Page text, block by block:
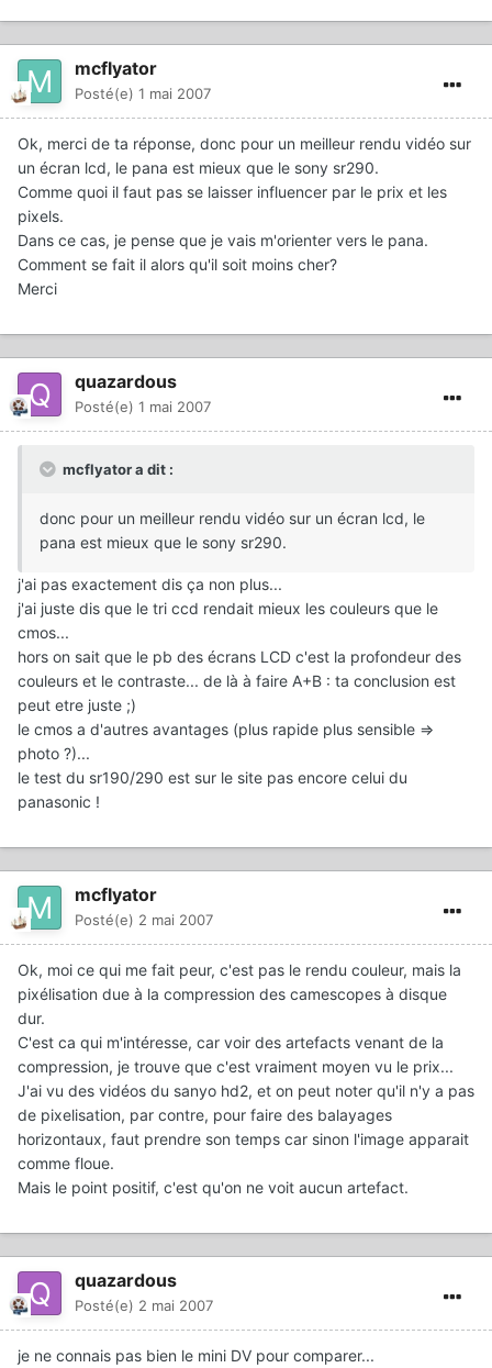
mcflyator
Posté(e) 1 mai 2007
Ok, merci de ta réponse, donc pour un meilleur rendu vidéo sur
un écran lcd, le pana est mieux que le sony sr290.
Comme quoi il faut pas se laisser influencer par le prix et les
pixels.
Dans ce cas, je pense que je vais m'orienter vers le pana.
Comment se fait il alors qu'il soit moins cher?
Merci
quazardous
Posté(e) 1 mai 2007
mcflyator a dit :
donc pour un meilleur rendu vidéo sur un écran lcd, le
pana est mieux que le sony sr290.
j'ai pas exactement dis ça non plus...
j'ai juste dis que le tri ccd rendait mieux les couleurs que le
cmos...
hors on sait que le pb des écrans LCD c'est la profondeur des
couleurs et le contraste... de là à faire A+B : ta conclusion est
peut etre juste ;)
le cmos a d'autres avantages (plus rapide plus sensible =>
photo ?)...
le test du sr190/290 est sur le site pas encore celui du
panasonic !
mcflyator
Posté(e) 2 mai 2007
Ok, moi ce qui me fait peur, c'est pas le rendu couleur, mais la
pixélisation due à la compression des camescopes à disque
dur.
C'est ca qui m'intéresse, car voir des artefacts venant de la
compression, je trouve que c'est vraiment moyen vu le prix...
J'ai vu des vidéos du sanyo hd2, et on peut noter qu'il n'y a pas
de pixelisation, par contre, pour faire des balayages
horizontaux, faut prendre son temps car sinon l'image apparait
comme floue.
Mais le point positif, c'est qu'on ne voit aucun artefact.
quazardous
Posté(e) 2 mai 2007
je ne connais pas bien le mini DV pour comparer...